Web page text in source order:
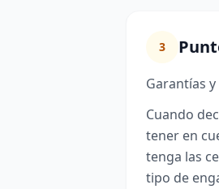
3
Garantías
Cuando
tener en
tenga las
tipo de